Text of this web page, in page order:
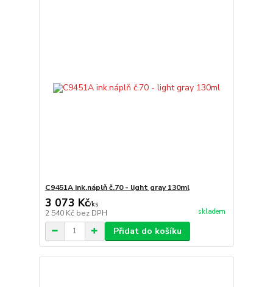
C9451A ink.náplň č.70 - light gray 130ml
3 073 Kč/ks
2 540 Kč bez DPH skladem
Přidat do košíku